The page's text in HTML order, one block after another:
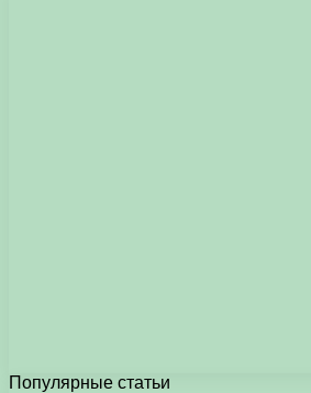
Популярные статьи